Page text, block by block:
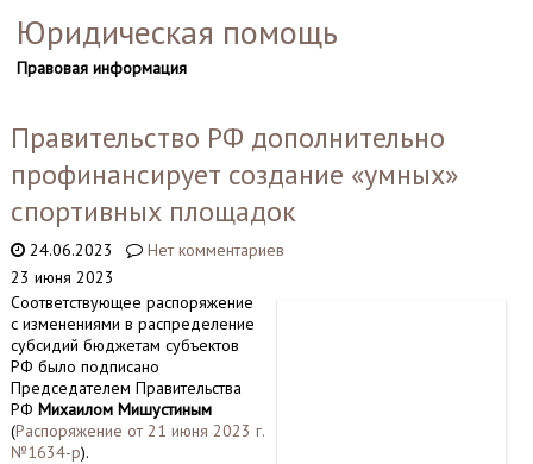
Юридическая помощь
Правовая информация
Правительство РФ дополнительно
профинансирует создание «умных»
спортивных площадок
24.06.2023
Нет комментариев
23 июня 2023
Соответствующее распоряжение
с изменениями в распределение
субсидий бюджетам субъектов
РФ было подписано
Председателем Правительства
РФ Михаилом Мишустиным
(Распоряжение от 21 июня 2023 г.
№1634-р).